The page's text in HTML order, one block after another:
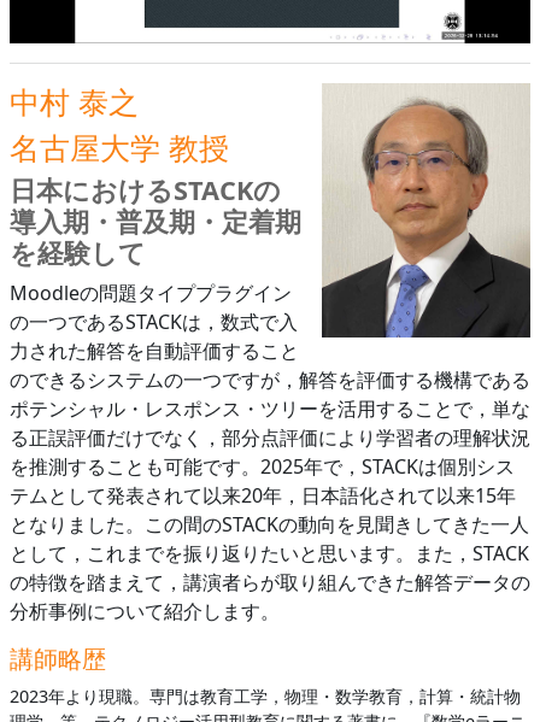
オ
生
る
中村 泰之
名古屋大学 教授
日本におけるSTACKの
導入期・普及期・定着期
を経験して
Moodleの問題タイププラグイン
の一つであるSTACKは，数式で入
力された解答を自動評価すること
のできるシステムの一つですが，解答を評価する機構である
ポテンシャル・レスポンス・ツリーを活用することで，単な
る正誤評価だけでなく，部分点評価により学習者の理解状況
を推測することも可能です。2025年で，STACKは個別シス
テムとして発表されて以来20年，日本語化されて以来15年
となりました。この間のSTACKの動向を見聞きしてきた一人
として，これまでを振り返りたいと思います。また，STACK
の特徴を踏まえて，講演者らが取り組んできた解答データの
分析事例について紹介します。
講師略歴
2023年より現職。専門は教育工学，物理・数学教育，計算・統計物